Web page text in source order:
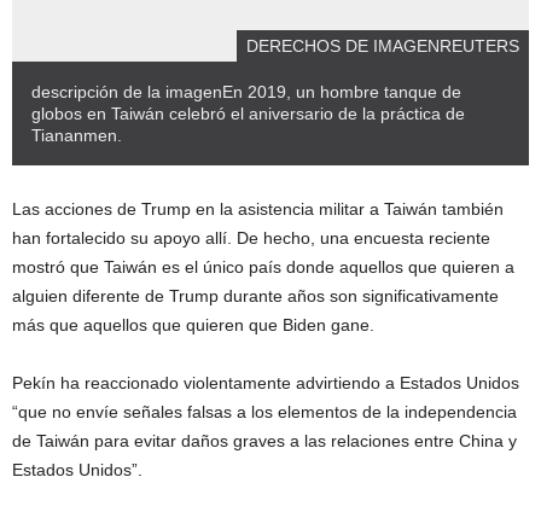
DERECHOS DE IMAGENREUTERS
descripción de la imagenEn 2019, un hombre tanque de
globos en Taiwán celebró el aniversario de la práctica de
Tiananmen.
Las acciones de Trump en la asistencia militar a Taiwán también
han fortalecido su apoyo allí. De hecho, una encuesta reciente
mostró que Taiwán es el único país donde aquellos que quieren a
alguien diferente de Trump durante años son significativamente
más que aquellos que quieren que Biden gane.
Pekín ha reaccionado violentamente advirtiendo a Estados Unidos
“que no envíe señales falsas a los elementos de la independencia
de Taiwán para evitar daños graves a las relaciones entre China y
Estados Unidos”.